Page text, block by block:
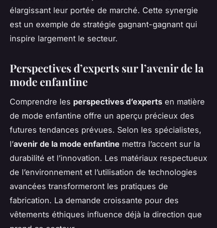
élargissant leur portée de marché. Cette synergie
est un exemple de stratégie gagnant-gagnant qui
inspire largement le secteur.
Perspectives d’experts sur l’avenir de la
mode enfantine
Comprendre les perspectives d’experts en matière
de mode enfantine offre un aperçu précieux des
futures tendances prévues. Selon les spécialistes,
l’avenir de la mode enfantine mettra l’accent sur la
durabilité et l’innovation. Les matériaux respectueux
de l’environnement et l’utilisation de technologies
avancées transformeront les pratiques de
fabrication. La demande croissante pour des
vêtements éthiques influence déjà la direction que